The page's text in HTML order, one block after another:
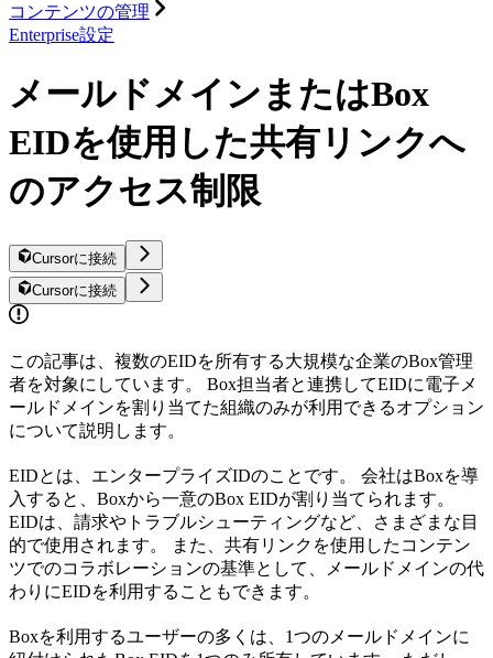
コンテンツの管理
Enterprise設定
メールドメインまたはBox
EIDを使用した共有リンクへ
のアクセス制限
Cursorに接続
Cursorに接続
この記事は、複数のEIDを所有する大規模な企業のBox管理
者を対象にしています。 Box担当者と連携してEIDに電子メ
ールドメインを割り当てた組織のみが利用できるオプション
について説明します。
EIDとは、エンタープライズIDのことです。 会社はBoxを導
入すると、Boxから一意のBox EIDが割り当てられます。
EIDは、請求やトラブルシューティングなど、さまざまな目
的で使用されます。 また、共有リンクを使用したコンテン
ツでのコラボレーションの基準として、メールドメインの代
わりにEIDを利用することもできます。
Boxを利用するユーザーの多くは、1つのメールドメインに